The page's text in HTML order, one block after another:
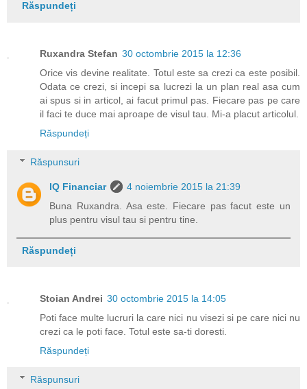
Răspundeți
Ruxandra Stefan 30 octombrie 2015 la 12:36
Orice vis devine realitate. Totul este sa crezi ca este posibil.
Odata ce crezi, si incepi sa lucrezi la un plan real asa cum
ai spus si in articol, ai facut primul pas. Fiecare pas pe care
il faci te duce mai aproape de visul tau. Mi-a placut articolul.
Răspundeți
Răspunsuri
IQ Financiar
4 noiembrie 2015 la 21:39
Buna Ruxandra. Asa este. Fiecare pas facut este un
plus pentru visul tau si pentru tine.
Răspundeți
Stoian Andrei 30 octombrie 2015 la 14:05
Poti face multe lucruri la care nici nu visezi si pe care nici nu
crezi ca le poti face. Totul este sa-ti doresti.
Răspundeți
Răspunsuri